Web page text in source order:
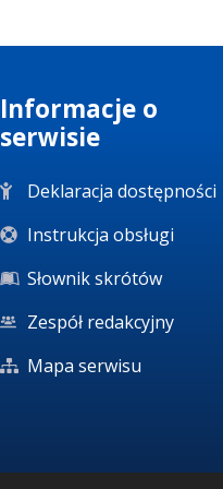
Informacje o
serwisie
Deklaracja dostępności
Instrukcja obsługi
Słownik skrótów
Zespół redakcyjny
Mapa serwisu